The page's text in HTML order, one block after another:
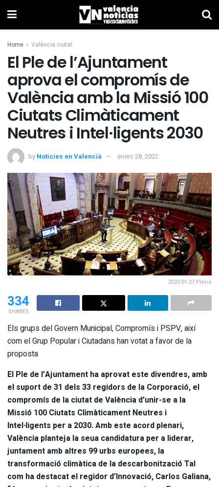
Home València ciutat
El Ple de l’Ajuntament
aprova el compromís de
València amb la Missió 100
Ciutats Climàticament
Neutres i Intel·ligents 2030
by Noticies en Valencià enero 28, 2022
2022-01-27 Pleno
334
SHARES
Els grups del Govern Municipal, Compromís i PSPV, així
com el Grup Popular i Ciutadans han votat a favor de la
proposta
El Ple de l’Ajuntament ha aprovat este divendres, amb
el suport de 31 dels 33 regidors de la Corporació, el
compromís de la ciutat de València d’unir-se a la
Missió 100 Ciutats Climàticament Neutres i
Intel·ligents per a 2030. Amb este acord plenari,
València planteja la seua candidatura per a liderar,
juntament amb altres 99 urbs europees, la
transformació climàtica de la descarbonització Tal
com ha destacat el regidor d’Innovació, Carlos Galiana,